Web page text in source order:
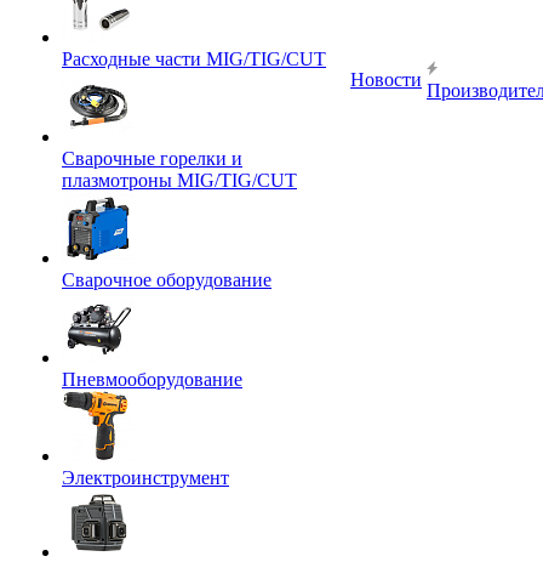
Расходные части MIG/TIG/CUT
Сварочные горелки и
плазмотроны MIG/TIG/CUT
Сварочное оборудование
Пневмооборудование
Электроинструмент
Новости